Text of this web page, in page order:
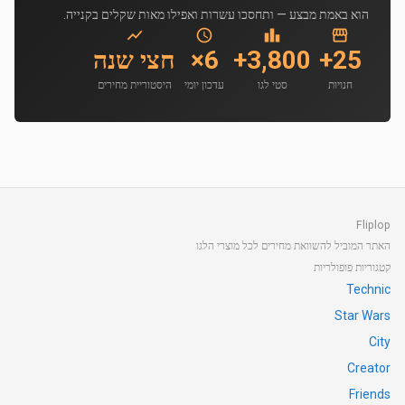
הוא באמת מבצע — ותחסכו עשרות ואפילו מאות שקלים בקנייה.
25+
חנויות
3,800+
סטי לגו
6×
עדכון יומי
חצי שנה
היסטוריית מחירים
Fliplop
האתר המוביל להשוואת מחירים לכל מוצרי הלגו
קטגוריות פופולריות
Technic
Star Wars
City
Creator
Friends